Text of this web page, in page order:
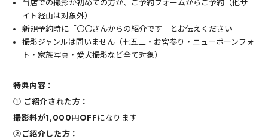
当店での撮影が初めての方が、ご予約フォームからご予約（他サ
イト経由は対象外）
新規予約時に「〇〇さんからの紹介です」とお伝えください
撮影ジャンルは問いません（七五三・お宮参り・ニューボーンフォ
ト・家族写真・愛犬撮影など全て対象）
特典内容：
① ご紹介された方：
撮影料が1,000円OFFになります
②ご紹介した方：